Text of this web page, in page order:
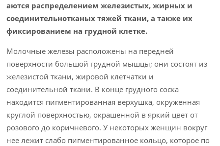
аются распределением железистых, жирных и
соединительнотканых тяжей ткани, а также их
фиксированием на грудной клетке.
Молочные железы расположены на передней
поверхности большой грудной мышцы; они состоят из
железистой ткани, жировой клетчатки и
соединительной ткани. В конце грудного соска
находится пигментированная верхушка, окруженная
круглой поверхностью, окрашенной в яркий цвет от
розового до коричневого. У некоторых женщин вокруг
нее лежит слабо пигментированное кольцо, которое по